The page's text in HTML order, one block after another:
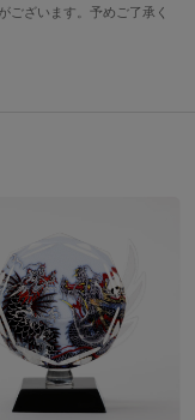
ルダーポーチ。
ルダーとして、ミチ
に詰め込むと、破損
重さ
さ
ございます。予めご了承く